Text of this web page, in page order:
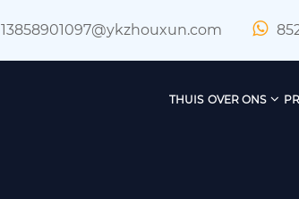
13858901097@ykzhouxun.com
THUIS OVER ONS